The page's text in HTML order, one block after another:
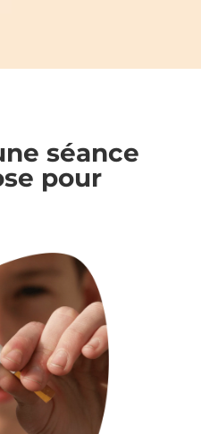
séance
pour